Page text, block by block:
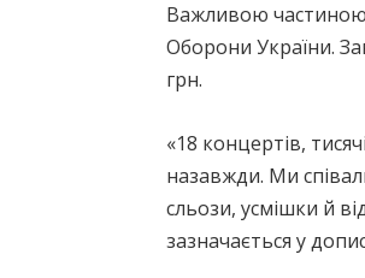
Важливою частиною
Оборони України.
грн.
«18 концертів,
назавжди. Ми
сльози, усмішки й
зазначається у